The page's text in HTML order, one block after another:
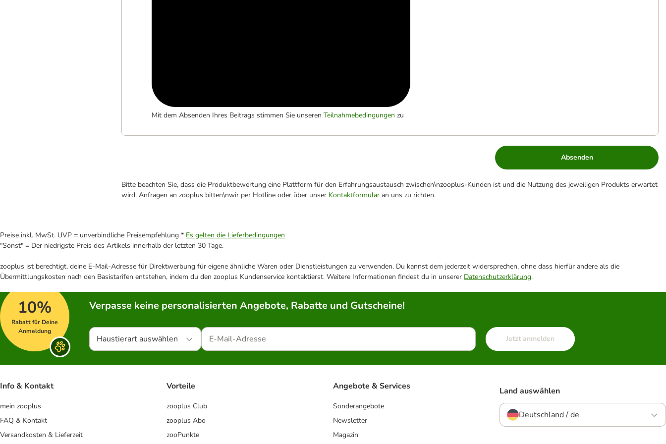
Mit dem Absenden Ihres Beitrags stimmen Sie unseren Teilnahmebedingungen zu
Absenden
Bitte beachten Sie, dass die Produktbewertung eine Plattform für den Erfahrungsaustausch zwischen\nzooplus-Kunden ist und die Nutzung des jeweiligen Produkts erwartet
wird. Anfragen an zooplus bitten\nwir per Hotline oder über unser Kontaktformular an uns zu richten.
Preise inkl. MwSt. UVP = unverbindliche Preisempfehlung * Es gelten die Lieferbedingungen
"Sonst" = Der niedrigste Preis des Artikels innerhalb der letzten 30 Tage.
zooplus ist berechtigt, deine E-Mail-Adresse für Direktwerbung für eigene ähnliche Waren oder Dienstleistungen zu verwenden. Du kannst dem jederzeit widersprechen, ohne dass hierfür andere als die
Übermittlungskosten nach den Basistarifen entstehen, indem du den zooplus Kundenservice kontaktierst. Weitere Informationen findest du in unserer Datenschutzerklärung.
10%
Rabatt für Deine
Anmeldung
Verpasse keine personalisierten Angebote, Rabatte und Gutscheine!
Haustierart auswählen Jetzt anmelden
Info & Kontakt
mein zooplus
FAQ & Kontakt
Versandkosten & Lieferzeit
Vorteile
zooplus Club
zooplus Abo
zooPunkte
Angebote & Services
Sonderangebote
Newsletter
Magazin
Land auswählen
Deutschland / de